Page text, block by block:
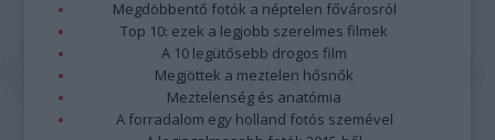
Megdöbbentő fotók a néptelen fővárosról
Top 10: ezek a legjobb szerelmes filmek
A 10 legütősebb drogos film
Megjöttek a meztelen hősnők
Meztelenség és anatómia
A forradalom egy holland fotós szemével